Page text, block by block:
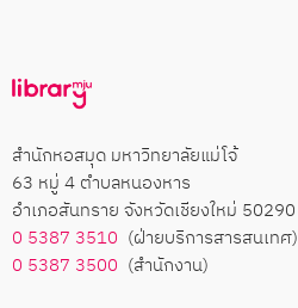
สำนักหอสมุด มหาวิทยาลัยแม่โจ้
63 หมู่ 4 ตำบลหนองหาร
อำเภอสันทราย จังหวัดเชียงใหม่ 50290
0 5387 3510 (ฝ่ายบริการสารสนเทศ)
0 5387 3500 (สำนักงาน)